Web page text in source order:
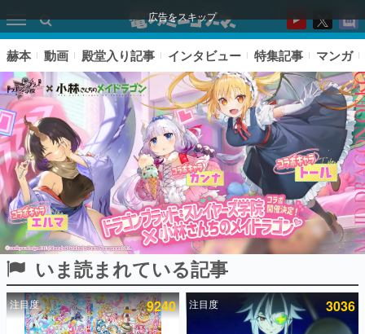
広告をスキップ
ピックアップ
電ファミのいま読まれている記事ランキング
赫本 動画 殿堂入り記事 インタビュー 特集記事 マンガ
いま読まれている記事
注目度 9240 注目度 3036